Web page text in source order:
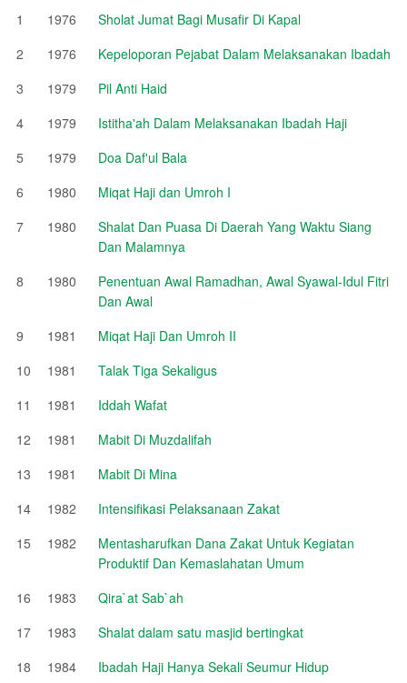
1
1976
Sholat Jumat Bagi Musafir Di Kapal
2
1976
Kepeloporan Pejabat Dalam Melaksanakan Ibadah
3
1979
Pil Anti Haid
4
1979
Istitha'ah Dalam Melaksanakan Ibadah Haji
5
1979
Doa Daf'ul Bala
6
1980
Miqat Haji dan Umroh I
7
1980
Shalat Dan Puasa Di Daerah Yang Waktu Siang
Dan Malamnya
8
1980
Penentuan Awal Ramadhan, Awal Syawal-Idul Fitri
Dan Awal
9
1981
Miqat Haji Dan Umroh II
10
1981
Talak Tiga Sekaligus
11
1981
Iddah Wafat
12
1981
Mabit Di Muzdalifah
13
1981
Mabit Di Mina
14
1982
Intensifikasi Pelaksanaan Zakat
15
1982
Mentasharufkan Dana Zakat Untuk Kegiatan
Produktif Dan Kemaslahatan Umum
16
1983
Qira`at Sab`ah
17
1983
Shalat dalam satu masjid bertingkat
18
1984
Ibadah Haji Hanya Sekali Seumur Hidup